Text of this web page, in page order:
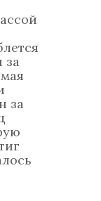
за
за